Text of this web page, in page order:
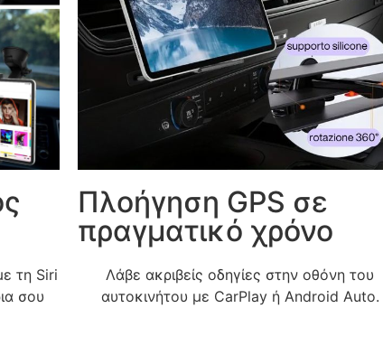
τη Siri
σου
Πλοήγηση GPS σε
πραγματικό χρόνο
Λάβε ακριβείς οδηγίες στην οθόνη του
αυτοκινήτου με CarPlay ή Android Auto.